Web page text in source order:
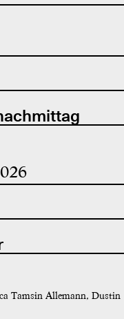
Tamsin Allemann, Dustin